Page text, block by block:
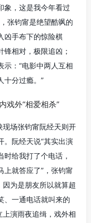
象，这是我今年看过
张钧甯是绝望酷飒的
凶手布下的惊险棋
相对，极限追凶；
示：“电影中两人互相
十分过瘾。”
现场张钧甯阮经天则开
。阮经天说“其实出演
时给我打了个电话，
上就答应了”，张钧甯
因为是朋友所以就算超
、一通电话就叫来的
上演雨夜追缉，戏外相